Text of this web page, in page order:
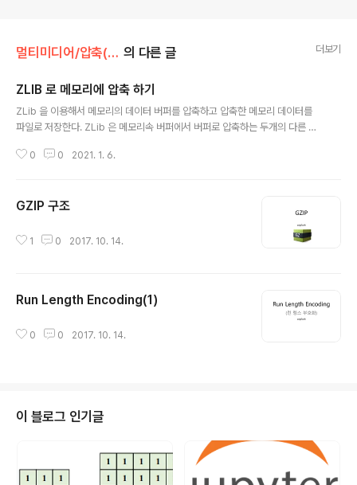
멀티미디어/압축(Compress) 의 다른 글 더보기
ZLIB 로 메모리에 압축 하기
ZLib 을 이용해서 메모리의 데이터 버퍼를 압축하고 압축한 메모리 데이터를
파일로 저장한다. ZLib 은 메모리속 버퍼에서 버퍼로 압축하는 두개의 다른 함
퍼의 포인터 destLen - 함수가 리턴된 후 이 값은 대상 버퍼의 사이즈가 리턴
압축 설정을 좀더 변경 하고 싶다면 아래 함수 사용. 파라미터는 compress 하
나만 빼고 함수와 동일하나 level 값은 데이터 압축 레벨(성능) Z_NO_COMP
RESSION - 압축 안함 Z_BEST_SPEED ..
0 0 2021. 1. 6.
GZIP 구조
1 0 2017. 10. 14.
Run Length Encoding(1)
0 0 2017. 10. 14.
이 블로그 인기글